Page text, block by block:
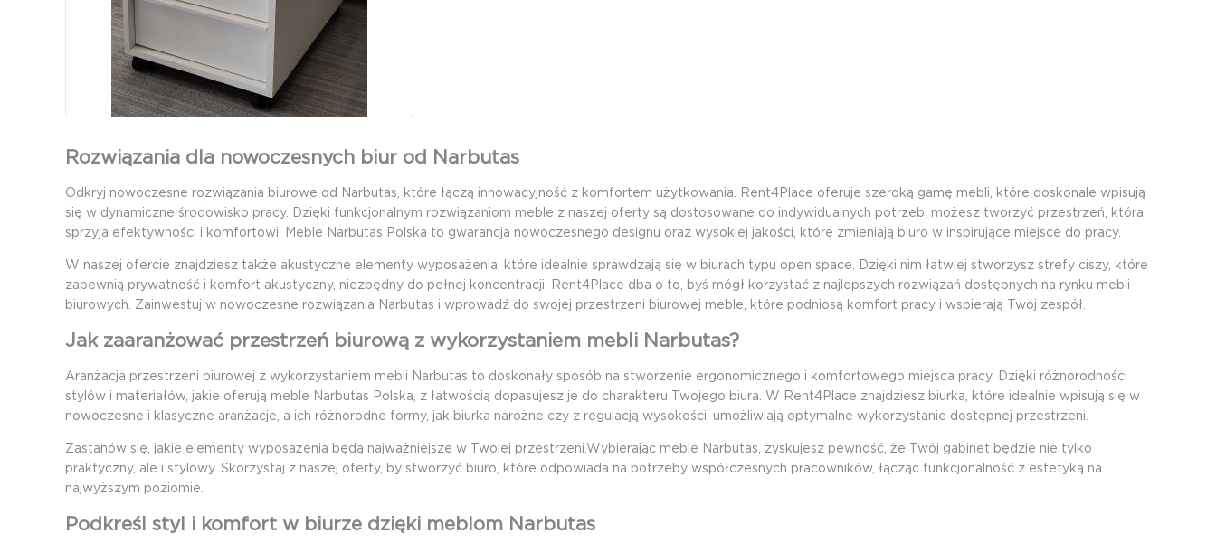
Rozwiązania dla nowoczesnych biur od Narbutas
Odkryj nowoczesne rozwiązania biurowe od Narbutas, które łączą innowacyjność z komfortem użytkowania. Rent4Place oferuje szeroką gamę mebli, które doskonale wpisują
się w dynamiczne środowisko pracy. Dzięki funkcjonalnym rozwiązaniom meble z naszej oferty są dostosowane do indywidualnych potrzeb, możesz tworzyć przestrzeń, która
sprzyja efektywności i komfortowi. Meble Narbutas Polska to gwarancja nowoczesnego designu oraz wysokiej jakości, które zmieniają biuro w inspirujące miejsce do pracy.
W naszej ofercie znajdziesz także akustyczne elementy wyposażenia, które idealnie sprawdzają się w biurach typu open space. Dzięki nim łatwiej stworzysz strefy ciszy, które
zapewnią prywatność i komfort akustyczny, niezbędny do pełnej koncentracji. Rent4Place dba o to, byś mógł korzystać z najlepszych rozwiązań dostępnych na rynku mebli
biurowych. Zainwestuj w nowoczesne rozwiązania Narbutas i wprowadź do swojej przestrzeni biurowej meble, które podniosą komfort pracy i wspierają Twój zespół.
Jak zaaranżować przestrzeń biurową z wykorzystaniem mebli Narbutas?
Aranżacja przestrzeni biurowej z wykorzystaniem mebli Narbutas to doskonały sposób na stworzenie ergonomicznego i komfortowego miejsca pracy. Dzięki różnorodności
stylów i materiałów, jakie oferują meble Narbutas Polska, z łatwością dopasujesz je do charakteru Twojego biura. W Rent4Place znajdziesz biurka, które idealnie wpisują się w
nowoczesne i klasyczne aranżacje, a ich różnorodne formy, jak biurka narożne czy z regulacją wysokości, umożliwiają optymalne wykorzystanie dostępnej przestrzeni.
Zastanów się, jakie elementy wyposażenia będą najważniejsze w Twojej przestrzeni.Wybierając meble Narbutas, zyskujesz pewność, że Twój gabinet będzie nie tylko
praktyczny, ale i stylowy. Skorzystaj z naszej oferty, by stworzyć biuro, które odpowiada na potrzeby współczesnych pracowników, łącząc funkcjonalność z estetyką na
najwyższym poziomie.
Podkreśl styl i komfort w biurze dzięki meblom Narbutas